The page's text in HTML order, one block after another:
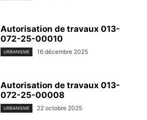
Autorisation de travaux 013-
072-25-00010
URBANISME 16 décembre 2025
Autorisation de travaux 013-
072-25-00008
URBANISME 22 octobre 2025